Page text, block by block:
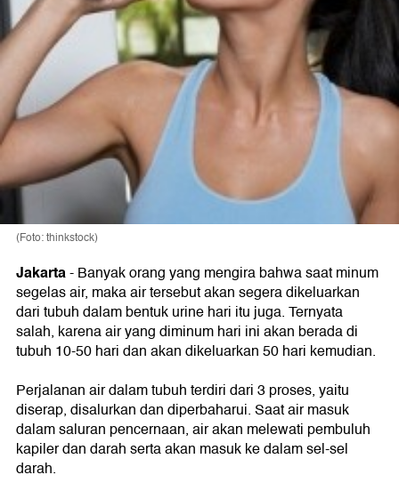
(Foto: thinkstock)
Jakarta-Banyak orang yang mengira bahwa saat minum
segelas air, maka air tersebut akan segera dikeluarkan
dari tubuh dalam bentuk urine hari itu juga. Ternyata
salah, karena air yang diminum hari ini akan berada di
tubuh 10-50 hari dan akan dikeluarkan 50 hari kemudian.
Perjalanan air dalam tubuh terdiri dari 3 proses, yaitu
diserap, disalurkan dan diperbaharui. Saat air masuk
dalam saluran pencernaan, air akan melewati pembuluh
kapiler dan darah serta akan masuk ke dalam sel-sel
darah.